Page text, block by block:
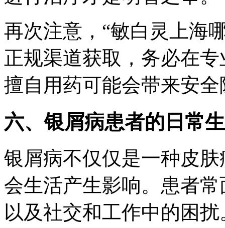
再次注意，“敏白灵上海
正规渠道获取，务必在
擅自用药可能会带来安全
六、银屑病患者的日常
银屑病不仅仅是一种皮
会生活产生影响。患者
以及社交和工作中的困